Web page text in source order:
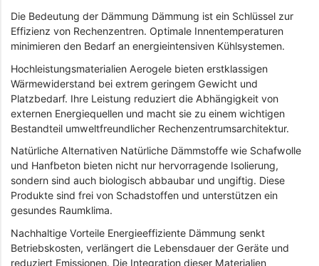
Die Bedeutung der Dämmung Dämmung ist ein Schlüssel zur
Effizienz von Rechenzentren. Optimale Innentemperaturen
minimieren den Bedarf an energieintensiven Kühlsystemen.
Hochleistungsmaterialien Aerogele bieten erstklassigen
Wärmewiderstand bei extrem geringem Gewicht und
Platzbedarf. Ihre Leistung reduziert die Abhängigkeit von
externen Energiequellen und macht sie zu einem wichtigen
Bestandteil umweltfreundlicher Rechenzentrumsarchitektur.
Natürliche Alternativen Natürliche Dämmstoffe wie Schafwolle
und Hanfbeton bieten nicht nur hervorragende Isolierung,
sondern sind auch biologisch abbaubar und ungiftig. Diese
Produkte sind frei von Schadstoffen und unterstützen ein
gesundes Raumklima.
Nachhaltige Vorteile Energieeffiziente Dämmung senkt
Betriebskosten, verlängert die Lebensdauer der Geräte und
reduziert Emissionen. Die Integration dieser Materialien